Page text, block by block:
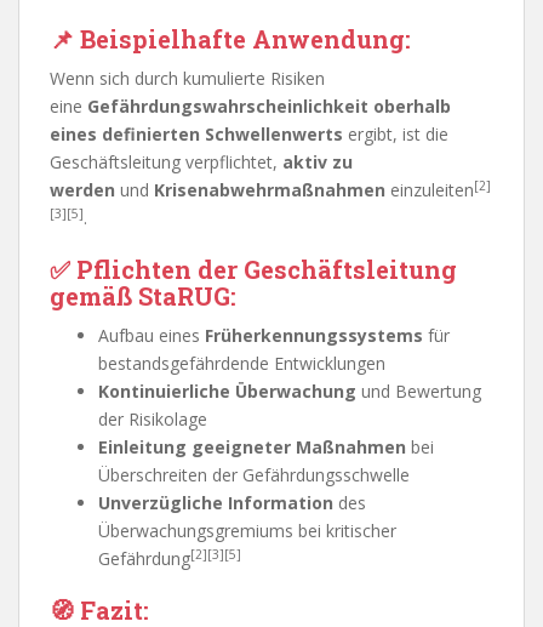
📌 Beispielhafte Anwendung:
Wenn sich durch kumulierte Risiken
eine Gefährdungswahrscheinlichkeit oberhalb
eines definierten Schwellenwerts ergibt, ist die
Geschäftsleitung verpflichtet, aktiv zu
werden und Krisenabwehrmaßnahmen einzuleiten[2]
[3][5].
✅ Pflichten der Geschäftsleitung
gemäß StaRUG:
Aufbau eines Früherkennungssystems für
bestandsgefährdende Entwicklungen
Kontinuierliche Überwachung und Bewertung
der Risikolage
Einleitung geeigneter Maßnahmen bei
Überschreiten der Gefährdungsschwelle
Unverzügliche Information des
Überwachungsgremiums bei kritischer
Gefährdung[2][3][5]
🧭 Fazit: